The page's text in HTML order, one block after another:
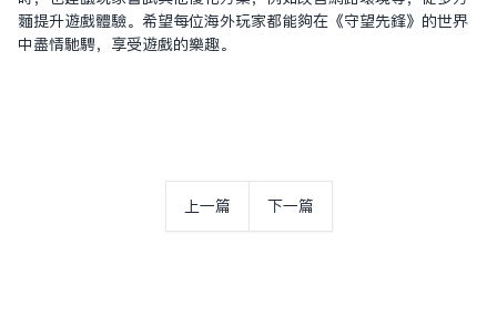
面提升遊戲體驗。希望每位海外玩家都能夠在《守望先鋒》的世界
中盡情馳騁，享受遊戲的樂趣。
上一篇 下一篇